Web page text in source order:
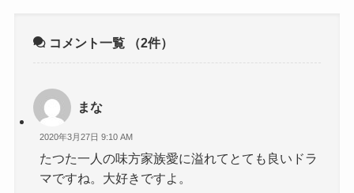
コメント一覧 （2件）
まな
2020年3月27日 9:10 AM
たつた一人の味方家族愛に溢れてとても良いドラ
マですね。大好きですよ。